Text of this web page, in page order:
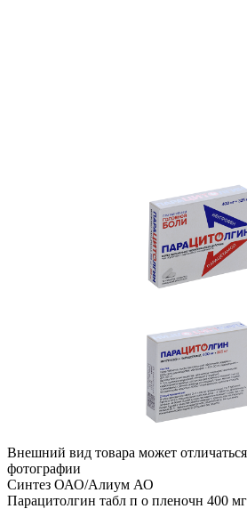
Внешний вид товара может
фотографии
Синтез ОАО/Алиум АО
Парацитолгин табл п о пленочн 400